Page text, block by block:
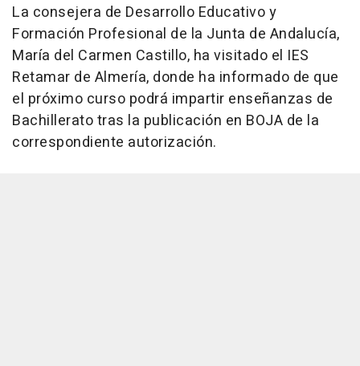
La consejera de Desarrollo Educativo y
Formación Profesional de la Junta de Andalucía,
María del Carmen Castillo, ha visitado el IES
Retamar de Almería, donde ha informado de que
el próximo curso podrá impartir enseñanzas de
Bachillerato tras la publicación en BOJA de la
correspondiente autorización.